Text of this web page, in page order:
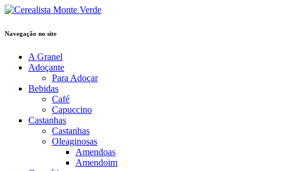
Navegação no site
A Granel
Adoçante
Para Adoçar
Bebidas
Café
Capuccino
Castanhas
Castanhas
Oleaginosas
Amendoas
Amendoim